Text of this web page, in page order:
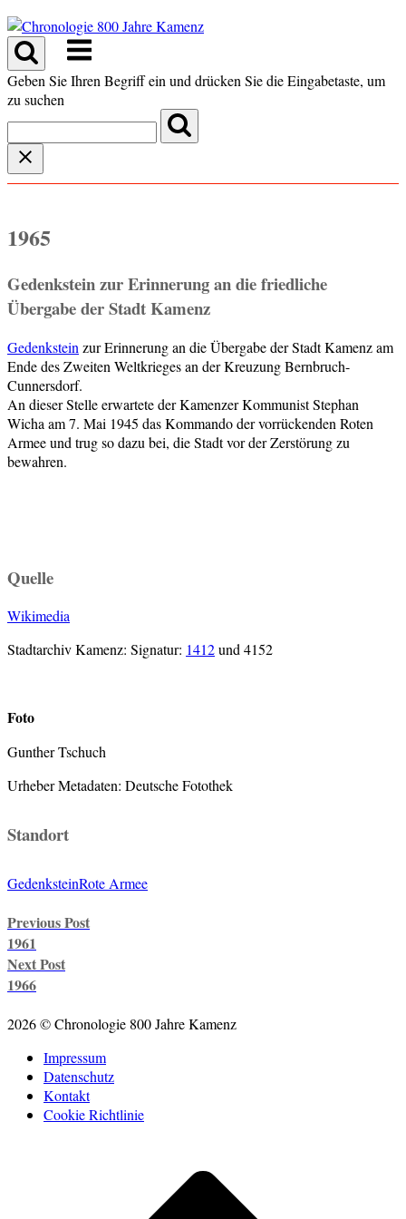
Skip
to
content
Menu
Geben Sie Ihren Begriff ein und drücken Sie die Eingabetaste, um
zu suchen
1965
Gedenkstein zur Erinnerung an die friedliche
Übergabe der Stadt Kamenz
Gedenkstein zur Erinnerung an die Übergabe der Stadt Kamenz am
Ende des Zweiten Weltkrieges an der Kreuzung Bernbruch-
Cunnersdorf.
An dieser Stelle erwartete der Kamenzer Kommunist Stephan
Wicha am 7. Mai 1945 das Kommando der vorrückenden Roten
Armee und trug so dazu bei, die Stadt vor der Zerstörung zu
bewahren.
Quelle
Wikimedia
Stadtarchiv Kamenz: Signatur: 1412und 4152
Foto
Gunther Tschuch
Urheber Metadaten: Deutsche Fotothek
Standort
GedenksteinRote Armee
navigation
Previous Post
1961
Next Post
1966
2026 © Chronologie 800 Jahre Kamenz
Impressum
Datenschutz
Kontakt
Cookie Richtlinie